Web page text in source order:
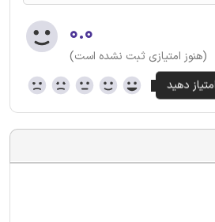
۰.۰
(هنوز امتیازی ثبت نشده است)